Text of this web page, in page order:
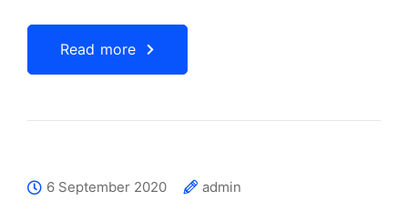
Read more
6 September 2020
admin